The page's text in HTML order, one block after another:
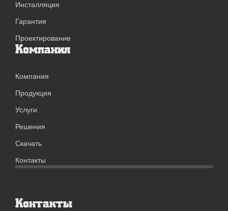
Инсталляция
Гарантия
Проектирование
Компания
Компания
Продукция
Услуги
Решения
Скачать
Контакты
Контакты